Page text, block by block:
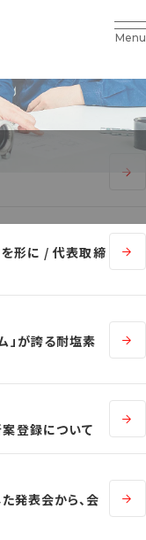
Menu
を形に / 代表取締
」が誇る耐塩素
登録について
発表会から、会